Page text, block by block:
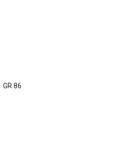
GR 86